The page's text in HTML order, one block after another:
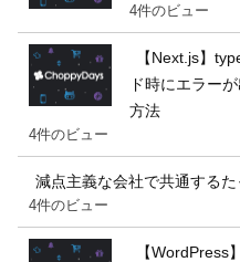
4件のビュー
【Next.js】
ド時にエラー
方法
4件のビュー
減点主義な会社で共通する
4件のビュー
【WordPress